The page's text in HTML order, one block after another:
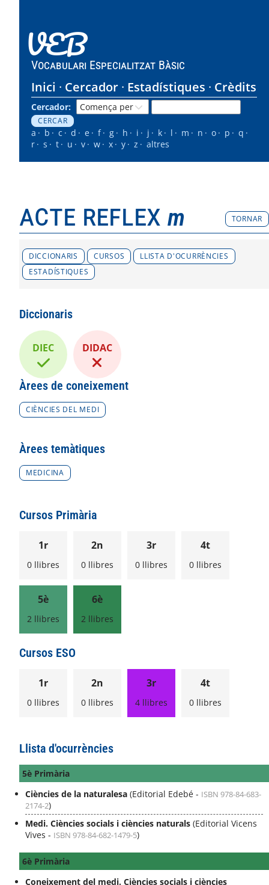
VEB
Vocabulari Especialitzat Bàsic
Inici Cercador Estadístiques Crèdits
Cercador:
a b c d e f g h i j k l m n o p
q
r
s t u v w x y z altres
acte reflex m TORNAR
DICCIONARIS CURSOS
LLISTA D'OCURRÈNCIES
ESTADÍSTIQUES
Diccionaris
DIEC DIDAC
Àrees de coneixement
CIÈNCIES DEL MEDI
Àrees temàtiques
MEDICINA
Cursos Primària
1r
0 llibres
2n
0 llibres
3r
0 llibres
4t
0 llibres
5è
2 llibres
6è
2 llibres
Cursos ESO
1r
0 llibres
2n
0 llibres
3r
4 llibres
4t
0 llibres
Llista d'ocurrències
5è Primària
Ciències de la naturalesa (Editorial Edebé - ISBN 978-84-683-
2174-2)
Medi. Ciències socials i ciències naturals (Editorial Vicens
Vives - ISBN 978-84-682-1479-5)
6è Primària
Coneixement del medi. Ciències socials i ciències